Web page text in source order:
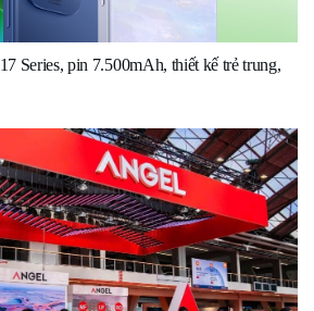
Series, pin 7.500mAh, thiết kế trẻ trung,